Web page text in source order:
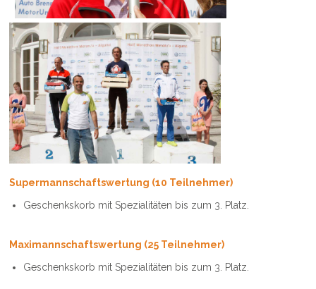
Supermannschaftswertung (10 Teilnehmer)
Geschenkskorb mit Spezialitäten bis zum 3. Platz.
Maximannschaftswertung (25 Teilnehmer)
Geschenkskorb mit Spezialitäten bis zum 3. Platz.